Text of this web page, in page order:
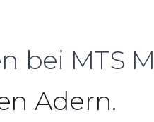
bei MTS
Adern.